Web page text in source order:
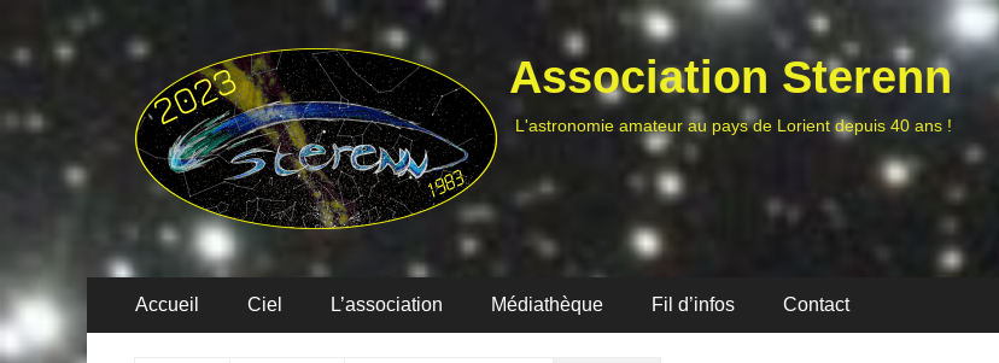
Association Sterenn
L'astronomie amateur au pays de Lorient depuis 40 ans !
Menu
principal
Accueil Ciel L’association Médiathèque Fil d’infos Contact